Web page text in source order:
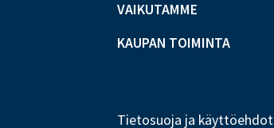
VAIKUTAMME
KAUPAN TOIMINTA
Tietosuoja ja käyttöehdot